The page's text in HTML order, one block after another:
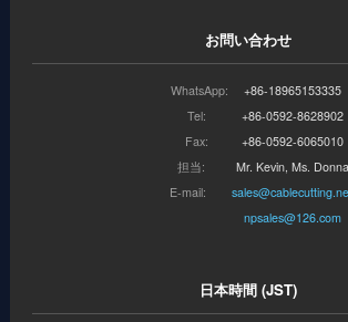
お問い合わせ
WhatsApp:
+86-18965153335
Tel:
+86-0592-8628902
Fax:
+86-0592-6065010
担当:
Mr. Kevin, Ms. Donna
E-mail:
npsales@126.com
日本時間 (JST)